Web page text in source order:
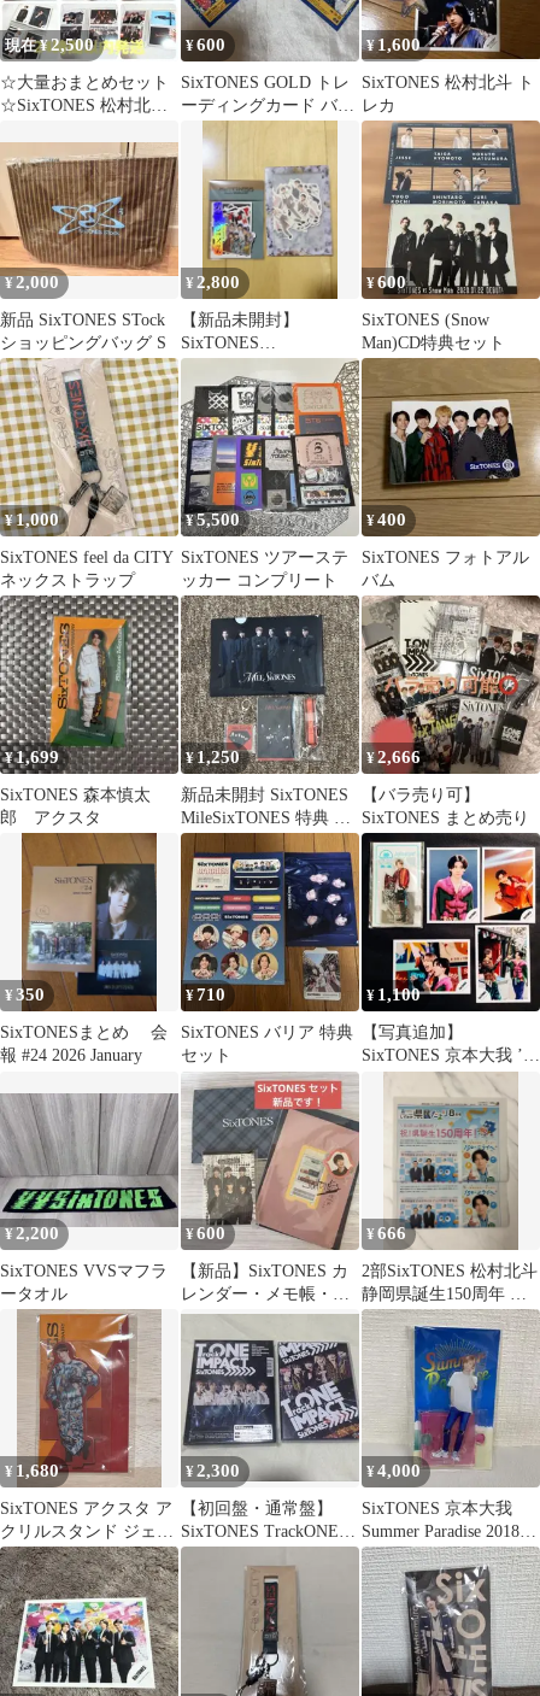
現在 ¥2,500
☆大量おまとめセット
☆SixTONES 松村北斗
¥600
SixTONES GOLD トレ
ーディングカード バラ
¥1,600
SixTONES 松村北斗 ト
レカ
¥2,000
新品 SixTONES STock
ショッピングバッグ S
¥ 2,800
【新品未開封】
SixTONES
AnniVERSARY ステッ
カーフレークシール
¥600
SixTONES (Snow
Man)CD特典セット
¥1,000
SixTONES feel da CITY
ネックストラップ
¥5,500
SixTONES ツアーステ
ッカー コンプリート
¥400
SixTONES フォトアル
バム
¥1,699
SixTONES 森本慎太
郎 アクスタ
¥1,250
新品未開封 SixTONES
MileSixTONES 特典 セ
ット
¥2,666
【バラ売り可】
SixTONES まとめ売り
¥350
SixTONESまとめ 会
報 #24 2026 January
¥710
SixTONES バリア 特典
セット
¥ 1,100
【写真追加】
SixTONES 京本大我 ’20
夏アクスタ＆公式写真
¥2,200
SixTONES VVSマフラ
ータオル
¥600
【新品】SixTONES カ
レンダー・メモ帳・慣
声の法則グッズ
¥666
2部SixTONES 松村北斗
静岡県誕生150周年 県
民だより 8月号
¥ 1,680
SixTONES アクスタ ア
クリルスタンド ジェシ
ー 10周年
¥2,300
【初回盤・通常盤】
SixTONES TrackONE
IMPACTセット
¥4,000
SixTONES 京本大我
Summer Paradise 2018
アクスター